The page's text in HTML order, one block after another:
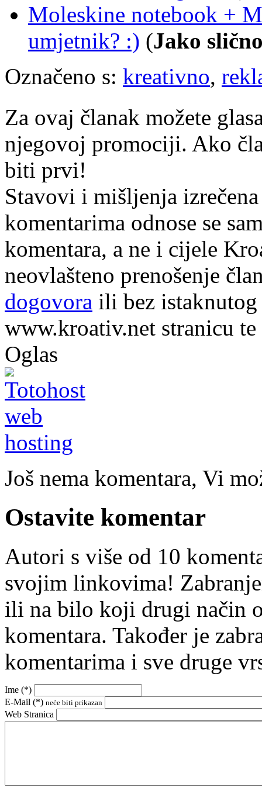
Moleskine notebook +
umjetnik? :) (Jako
Označeno s: kreativno,
Za ovaj članak možete
njegovoj promociji. Ako
biti prvi!
Stavovi i mišljenja
komentarima odnose se
komentara, a ne i cijele
neovlašteno prenošenje
dogovora ili bez
www.kroativ.net stranicu te
Oglas
Još nema komentara, Vi
Ostavite komentar
Autori s više od 10
svojim linkovima!
ili na bilo koji drugi način
komentara. Također je
komentarima i sve druge
Ime (*)
E-Mail (*) neće biti prikazan
Web Stranica